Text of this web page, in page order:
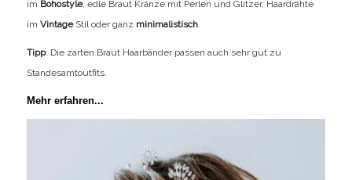
im Bohostyle, edle Braut Kränze mit Perlen und Glitzer, Haardrähte
im VintageStil oder ganz minimalistisch.
Tipp: Die zarten Braut Haarbänder passen auch sehr gut zu
Standesamtoutfits.
Mehr erfahren...